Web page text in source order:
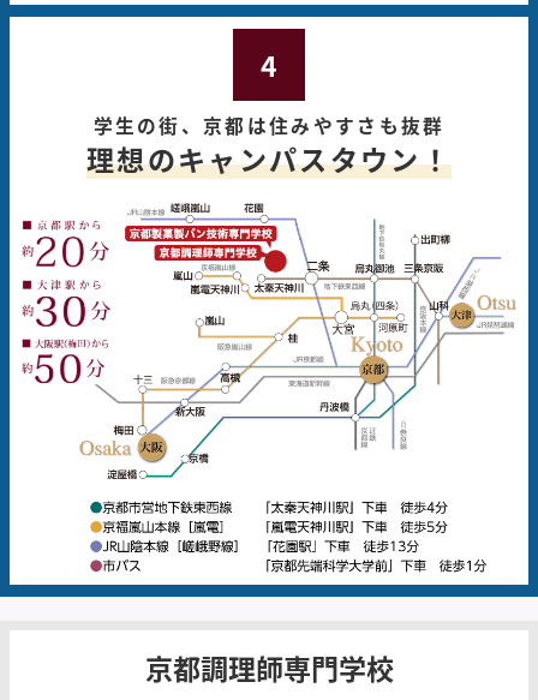
4
学生の街、京都は住みやすさも抜群
理想のキャンパスタウン！
京都調理師専門学校